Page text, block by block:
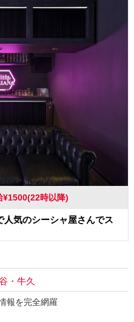
¥1500(22時以降)
人気のシーシャ屋さんでス
・牛久
報を完全網羅